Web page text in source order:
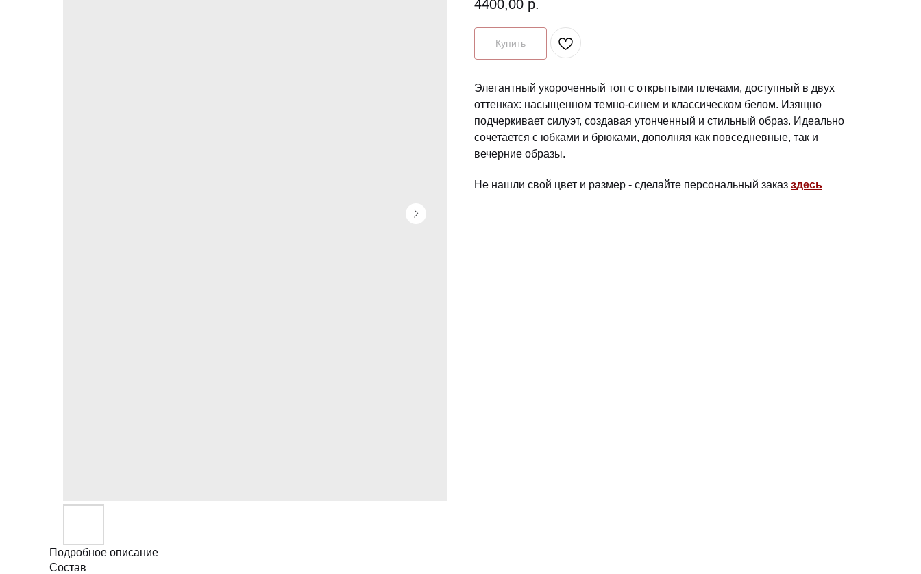
4400,00 р.
Купить
Элегантный укороченный топ с открытыми плечами, доступный в двух
оттенках: насыщенном темно-синем и классическом белом. Изящно
подчеркивает силуэт, создавая утонченный и стильный образ. Идеально
сочетается с юбками и брюками, дополняя как повседневные, так и
вечерние образы.
Не нашли свой цвет и размер - сделайте персональный заказ здесь
Подробное описание
Состав